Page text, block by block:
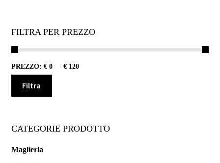
FILTRA PER PREZZO
Filtra
PREZZO: € 0— € 120
CATEGORIE PRODOTTO
Maglieria